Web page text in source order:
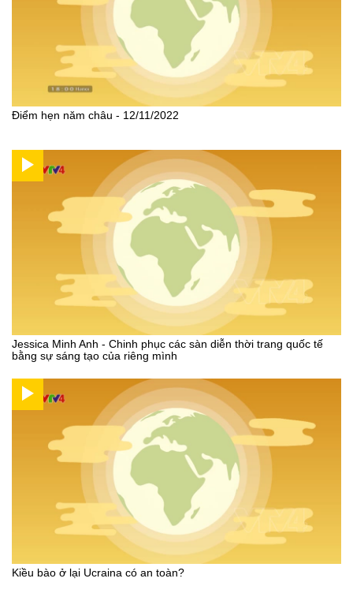
Điểm hẹn năm châu - 12/11/2022
Jessica Minh Anh - Chinh phục các sàn diễn thời trang quốc tế
bằng sự sáng tạo của riêng mình
Kiều bào ở lại Ucraina có an toàn?